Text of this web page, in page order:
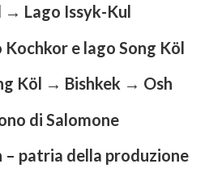
→ Lago Issyk-Kul
e lago Song Köl
Köl → Bishkek → Osh
di Salomone
– patria della produzione